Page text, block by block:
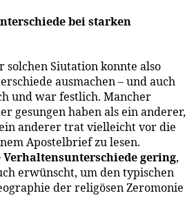
bei starken
solchen Siutation konnte also
ausmachen – und auch
und war festlich. Mancher
gesungen haben als ein anderer,
anderer trat vielleicht vor die
Apostelbrief zu lesen.
gering,
erwünscht, um den typischen
der religösen Zeromonie